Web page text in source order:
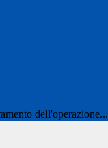
dell'operazione...